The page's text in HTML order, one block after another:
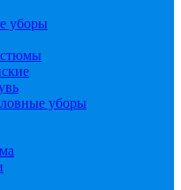
уборы
уборы